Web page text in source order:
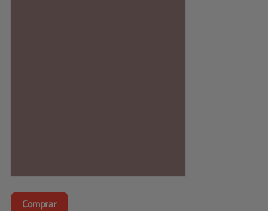
Comprar